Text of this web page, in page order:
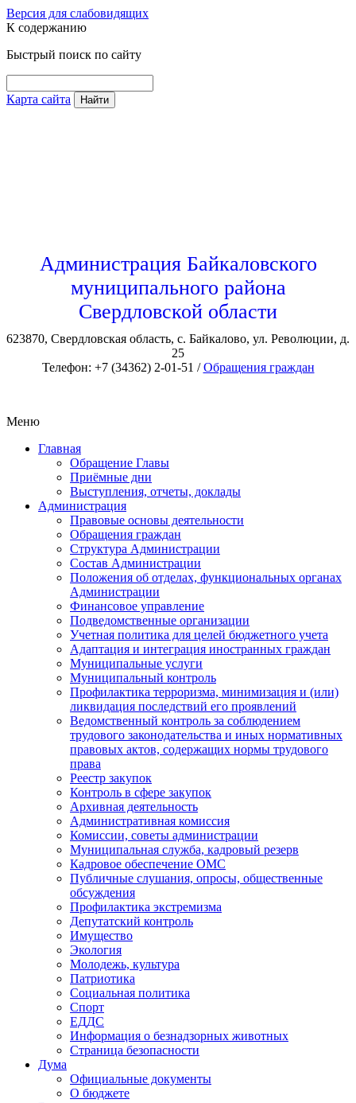
Версия для слабовидящих
К содержанию
Быстрый поиск по сайту
Карта сайта Найти
Администрация Байкаловского
муниципального района
Свердловской области
623870, Свердловская область, с. Байкалово, ул. Революции, д.
25
Телефон: +7 (34362) 2-01-51 /Обращения граждан
Меню
Главная
Обращение Главы
Приёмные дни
Выступления, отчеты, доклады
Администрация
Правовые основы деятельности
Обращения граждан
Структура Администрации
Состав Администрации
Положения об отделах, функциональных органах
Администрации
Финансовое управление
Подведомственные организации
Учетная политика для целей бюджетного учета
Адаптация и интеграция иностранных граждан
Муниципальные услуги
Муниципальный контроль
Профилактика терроризма, минимизация и (или)
ликвидация последствий его проявлений
Ведомственный контроль за соблюдением
трудового законодательства и иных нормативных
правовых актов, содержащих нормы трудового
права
Реестр закупок
Контроль в сфере закупок
Архивная деятельность
Административная комиссия
Комиссии, советы администрации
Муниципальная служба, кадровый резерв
Кадровое обеспечение ОМС
Публичные слушания, опросы, общественные
обсуждения
Профилактика экстремизма
Депутатский контроль
Имущество
Экология
Молодежь, культура
Патриотика
Социальная политика
Спорт
ЕДДС
Информация о безнадзорных животных
Страница безопасности
Дума
Официальные документы
О бюджете